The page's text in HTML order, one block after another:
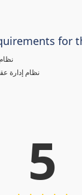
for
نظام إدارة
5